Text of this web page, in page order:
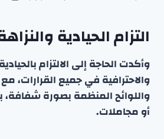
التزام الحيادية
وأكدت الحاجة إلى الالتزام
والاحترافية في جميع القرارات،
واللوائح المنظمة بصورة شفافة،
أو مجاملات.